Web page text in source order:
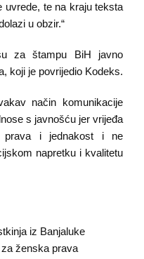
uvrede, te na kraju teksta
u obzir.“
za štampu BiH javno
koji je povrijedio Kodeks.
način komunikacije
s javnošću jer vrijeđa
prava i jednakost i ne
napretku i kvalitetu
iz Banjaluke
ženska prava